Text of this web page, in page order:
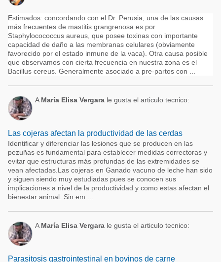
Estimados: concordando con el Dr. Perusia, una de las causas
más frecuentes de mastitis grangrenosa es por
Staphylocococcus aureus, que posee toxinas con importante
capacidad de daño a las membranas celulares (obviamente
favorecido por el estado inmune de la vaca). Otra causa posible
que observamos con cierta frecuencia en nuestra zona es el
Bacillus cereus. Generalmente asociado a pre-partos con ...
A María Elisa Vergara le gusta el articulo tecnico:
Las cojeras afectan la productividad de las cerdas
Identificar y diferenciar las lesiones que se producen en las
pezuñas es fundamental para establecer medidas correctoras y
evitar que estructuras más profundas de las extremidades se
vean afectadas.Las cojeras en Ganado vacuno de leche han sido
y siguen siendo muy estudiadas pues se conocen sus
implicaciones a nivel de la productividad y como estas afectan el
bienestar animal. Sin em ...
A María Elisa Vergara le gusta el articulo tecnico:
Parasitosis gastrointestinal en bovinos de carne